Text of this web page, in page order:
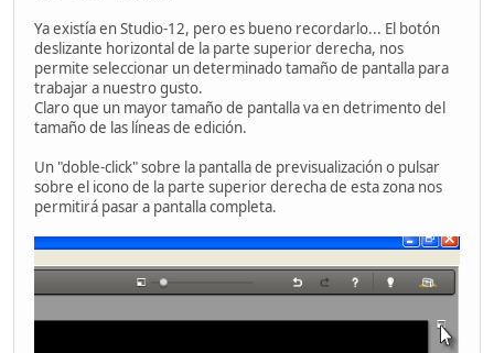
Ya existía en Studio-12, pero es bueno recordarlo... El botón
deslizante horizontal de la parte superior derecha, nos
permite seleccionar un determinado tamaño de pantalla para
trabajar a nuestro gusto.
Claro que un mayor tamaño de pantalla va en detrimento del
tamaño de las líneas de edición.
Un "doble-click" sobre la pantalla de previsualización o pulsar
sobre el icono de la parte superior derecha de esta zona nos
permitirá pasar a pantalla completa.